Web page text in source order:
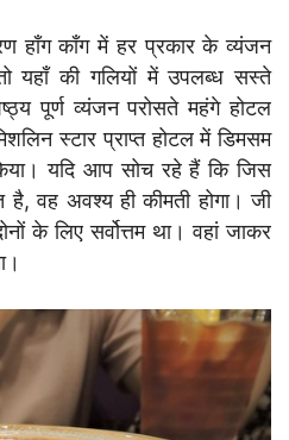
हाँग काँग में हर प्रकार के व्यंजन
यहाँ की गलियों में उपलब्ध सस्ते
पूर्ण व्यंजन परोसते महंगे होटल
स्टार प्राप्त होटल में डिमसम
यदि आप सोच रहे हैं कि जिस
है, वह अवश्य ही कीमती होगा। जी
के लिए सर्वोत्तम था। वहां जाकर